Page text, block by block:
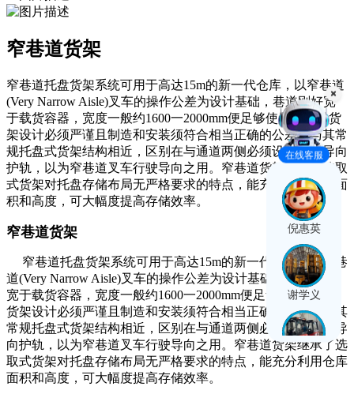
窄巷道货架
窄巷道托盘货架系统可用于高达15m的新一代仓库，以窄巷道
(Very Narrow Aisle)叉车的操作公差为设计基础，巷道刚好宽
于载货容器，宽度一般约1600一2000mm便足够使用。此类货
架设计必须严谨且制造和安装须符合相当正确的公差。与其常
规托盘式货架结构相近，区别在与通道两侧必须设置地面导向
护轨，以为窄巷道叉车行驶导向之用。窄巷道货架继承了选取
式货架对托盘存储布局无严格要求的特点，能充分利用仓库面
积和高度，可大幅度提高存储效率。
窄巷道货架
窄巷道托盘货架系统可用于高达15m的新一代仓库，以窄巷
道(Very Narrow Aisle)叉车的操作公差为设计基础，巷道刚好
宽于载货容器，宽度一般约1600一2000mm便足够使用。此类
货架设计必须严谨且制造和安装须符合相当正确的公差。与其
常规托盘式货架结构相近，区别在与通道两侧必须设置地面导
向护轨，以为窄巷道叉车行驶导向之用。窄巷道货架继承了选
取式货架对托盘存储布局无严格要求的特点，能充分利用仓库
面积和高度，可大幅度提高存储效率。
在线客服
倪惠英
谢学义
臧阳阳